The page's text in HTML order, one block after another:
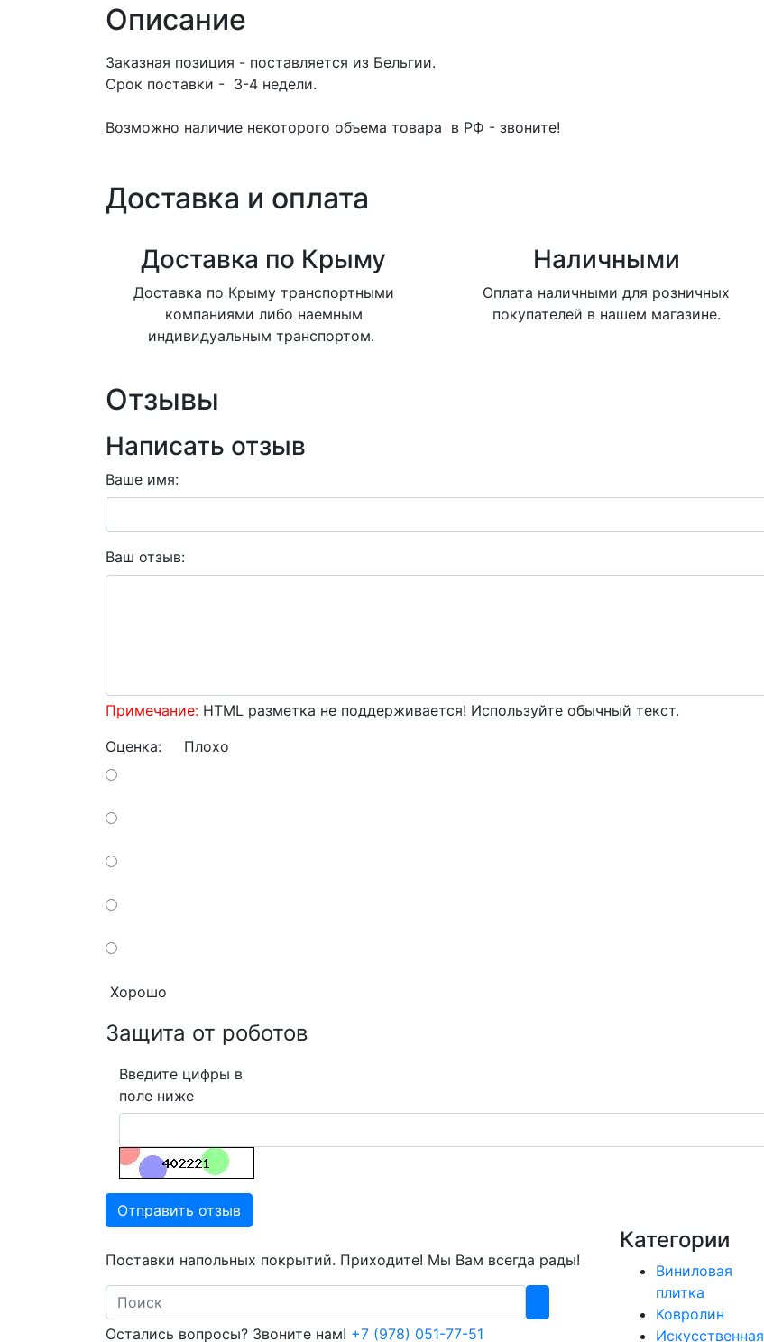
Описание
Заказная позиция - поставляется из Бельгии.
Срок поставки - 3-4 недели.
Возможно наличие некоторого объема товара в РФ - звоните!
Доставка и оплата
Доставка по Крыму
Доставка по Крыму транспортными
компаниями либо наемным
индивидуальным транспортом.
Наличными
Оплата наличными для розничных
покупателей в нашем магазине.
Отзывы
Написать отзыв
Ваше имя:
Ваш отзыв:
Примечание: HTML разметка не поддерживается! Используйте обычный текст.
Оценка: Плохо
Хорошо
Защита от роботов
Введите цифры в
поле ниже
Отправить отзыв
Поставки напольных покрытий. Приходите! Мы Вам всегда рады!
Search
Остались вопросы? Звоните нам! +7 (978) 051-77-51
Категории
Виниловая
плитка
Ковролин
Искусственная